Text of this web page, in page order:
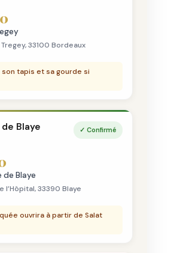
33100 Bordeaux
son tapis et sa gourde si
Blaye ✓ Confirmé
de Blaye
l’Hôpital, 33390 Blaye
ouvrira à partir de Salat